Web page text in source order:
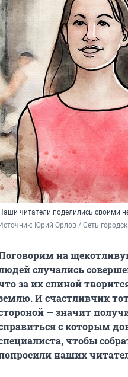
Наши читатели поделились своими
Источник: Юрий Орлов / Сеть
на
случались
за их спиной
И счастливчик
— значит
с которым
чтобы
наших